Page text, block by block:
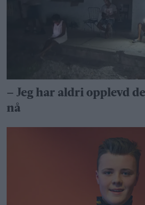
– Jeg har aldri opplevd
nå